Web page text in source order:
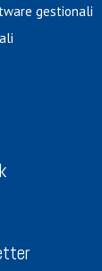
gestionali